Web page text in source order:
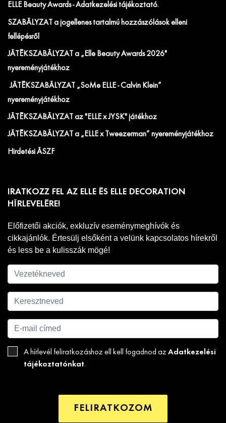
ELLE Beauty Awards - Adatkezelési tájékoztató.
SZABÁLYZAT a jogellenes tartalmú hozzászólások elleni
fellépésről
JÁTÉKSZABÁLYZAT a „Elle Beauty Awards 2026"
nyereményjátékhoz
JÁTÉKSZABÁLYZAT „SoMe ELLE - Calvin Klein”
nyereményjátékhoz
JÁTÉKSZABÁLYZAT az "ELLE x JYSK" játékhoz
JÁTÉKSZABÁLYZAT a „ELLE x Tweezerman” nyereményjátékhoz
Hirdetési ÁSZF
IRATKOZZ FEL AZ ELLE ÉS ELLE DECORATION
HÍRLEVELÉRE!
Előfizetői akciók, exkluzív eseménymeghívók és
cikkajánlók. Értesülj elsőként a velünk kapcsolatos hírekről
és less be a kulisszák mögé!
A hírlevél feliratkozáshoz ell kell fogadnod az Adatkezelési
tájékoztatónkat.
FELIRATKOZOM